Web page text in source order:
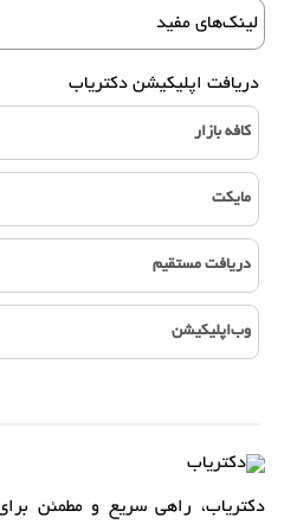
لینک‌های مفید
دریافت اپلیکیشن دکتریاب
کافه بازار
مایکت
دریافت مستقیم
وب‌اپلیکیشن
دکتریاب، راهی سریع و مطمئن